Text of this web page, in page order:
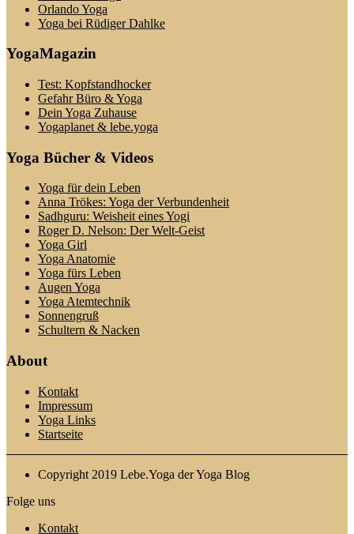
Orlando Yoga
Yoga bei Rüdiger Dahlke
YogaMagazin
Test: Kopfstandhocker
Gefahr Büro & Yoga
Dein Yoga Zuhause
Yogaplanet & lebe.yoga
Yoga Bücher & Videos
Yoga für dein Leben
Anna Trökes: Yoga der Verbundenheit
Sadhguru: Weisheit eines Yogi
Roger D. Nelson: Der Welt-Geist
Yoga Girl
Yoga Anatomie
Yoga fürs Leben
Augen Yoga
Yoga Atemtechnik
Sonnengruß
Schultern & Nacken
About
Kontakt
Impressum
Yoga Links
Startseite
Copyright 2019 Lebe.Yoga der Yoga Blog
Folge uns
Kontakt